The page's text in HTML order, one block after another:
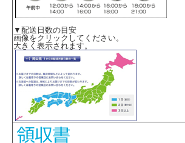
▼配送日数の目安
画像をクリックしてください。
大きく表示されます。